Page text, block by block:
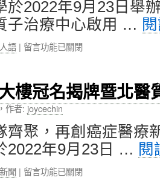
於2022年9月23日舉
子治療中心啟用 …
語 | 在
各
界
支
持
愛
護，
北
醫
大
留言功能已關閉
樓冠名揭牌暨北醫
作者: joycechin
齊聚，再創癌症醫療
2022年9月23日 …
聞 | 在
留言功能已關閉